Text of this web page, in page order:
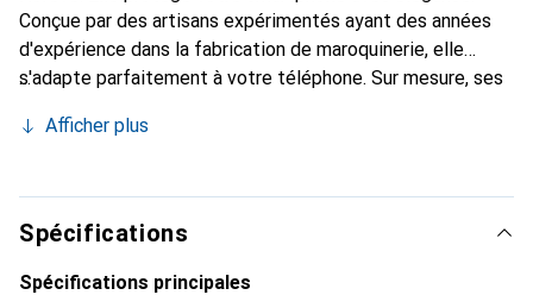
Conçue par des artisans expérimentés ayant des années
d'expérience dans la fabrication de maroquinerie, elle
s'adapte parfaitement à votre téléphone. Sur mesure, ses
peau. Elle devient l'accessoire chic et indispensable pour
ses produits de haute qualité, la marque Noreve est un
choix fiable pour une clientèle exigeante.
Afficher plus
Spécifications
Spécifications principales